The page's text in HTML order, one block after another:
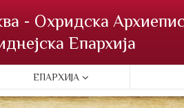
- Охридска
Епархија
ЕПАРХИЈА